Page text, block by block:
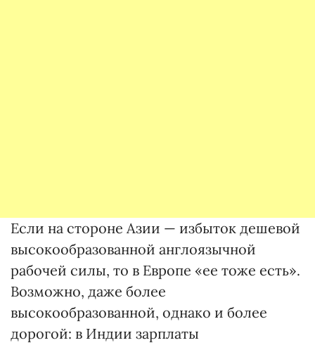
Если на стороне Азии — избыток дешевой
высокообразованной англоязычной
рабочей силы, то в Европе «ее тоже есть».
Возможно, даже более
высокообразованной, однако и более
дорогой: в Индии зарплаты